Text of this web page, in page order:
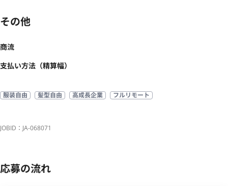
その他
商流
支払い方法（精算幅）
服装自由 髪型自由 高成長企業 フルリモート
JOBID：JA-068071
応募の流れ